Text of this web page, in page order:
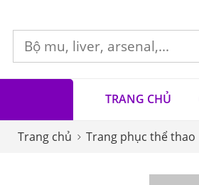
TRANG CHỦ
Trang chủ Trang phục thể thao